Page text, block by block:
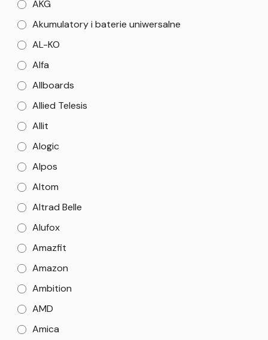
AKG
Akumulatory i baterie uniwersalne
AL-KO
Alfa
Allboards
Allied Telesis
Allit
Alogic
Alpos
Altom
Altrad Belle
Alufox
Amazfit
Amazon
Ambition
AMD
Amica